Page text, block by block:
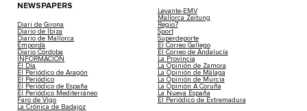
NEWSPAPERS
Diari de Girona
Diario de Ibiza
Diario de Mallorca
Empordà
Diario Córdoba
INFORMACIÓN
El Día
El Periódico de Aragón
El Periódico
El Periódico de España
El Periódico Mediterráneo
Faro de Vigo
La Crónica de Badajoz
Levante-EMV
Mallorca Zeitung
Regio7
Sport
Superdeporte
El Correo Gallego
El Correo de Andalucía
La Provincia
La Opinión de Zamora
La Opinión de Málaga
La Opinión de Murcia
La Opinión A Coruña
La Nueva España
El Periódico de Extremadura